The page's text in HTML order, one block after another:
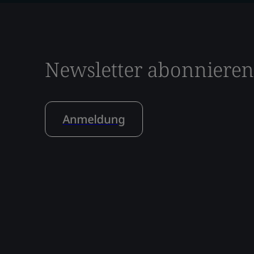
Newsletter abonnieren
Anmeldung